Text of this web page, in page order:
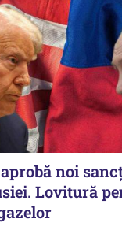
noi
Lovitură